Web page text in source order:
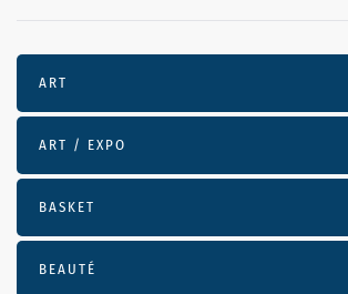
ART
ART / EXPO
BASKET
BEAUTÉ